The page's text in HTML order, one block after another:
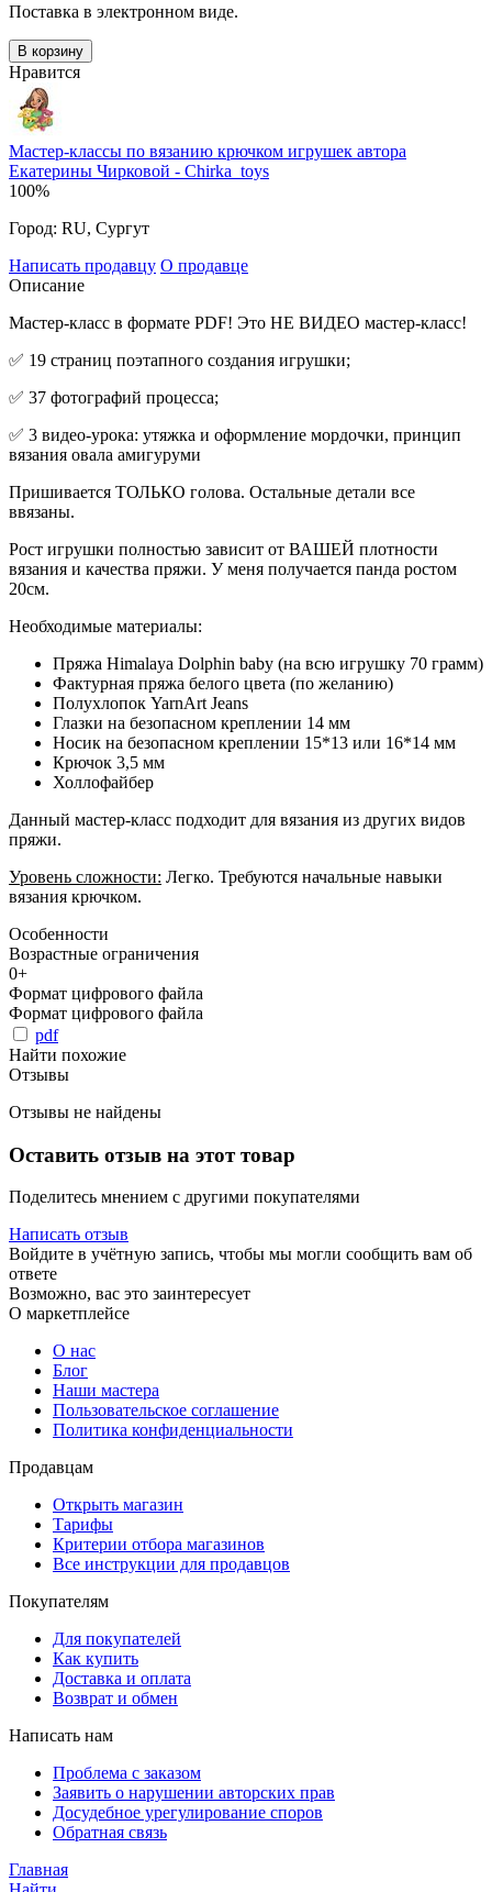
Поставка в электронном виде.
В корзину
Нравится
Мастер-классы по вязанию крючком игрушек автора
Екатерины Чирковой - Chirka_toys
100%
Город: RU, Сургут
Написать продавцу О продавце
Описание
Мастер-класс в формате PDF! Это НЕ ВИДЕО мастер-класс!
✅ 19 страниц поэтапного создания игрушки;
✅ 37 фотографий процесса;
✅ 3 видео-урока: утяжка и оформление мордочки, принцип
вязания овала амигуруми
Пришивается ТОЛЬКО голова. Остальные детали все
ввязаны.
Рост игрушки полностью зависит от ВАШЕЙ плотности
вязания и качества пряжи. У меня получается панда ростом
20см.
Необходимые материалы:
Пряжа Himalaya Dolphin baby (на всю игрушку 70 грамм)
Фактурная пряжа белого цвета (по желанию)
Полухлопок YarnArt Jeans
Глазки на безопасном креплении 14 мм
Носик на безопасном креплении 15*13 или 16*14 мм
Крючок 3,5 мм
Холлофайбер
Данный мастер-класс подходит для вязания из других видов
пряжи.
Уровень сложности: Легко. Требуются начальные навыки
вязания крючком.
Особенности
Возрастные ограничения
0+
Формат цифрового файла
Формат цифрового файла
pdf
Найти похожие
Отзывы
Отзывы не найдены
Оставить отзыв на этот товар
Поделитесь мнением с другими покупателями
Написать отзыв
Войдите в учётную запись, чтобы мы могли сообщить вам об
ответе
Возможно, вас это заинтересует
О маркетплейсе
О нас
Блог
Наши мастера
Пользовательское соглашение
Политика конфиденциальности
Продавцам
Открыть магазин
Тарифы
Критерии отбора магазинов
Все инструкции для продавцов
Покупателям
Для покупателей
Как купить
Доставка и оплата
Возврат и обмен
Написать нам
Проблема с заказом
Заявить о нарушении авторских прав
Досудебное урегулирование споров
Обратная связь
Главная